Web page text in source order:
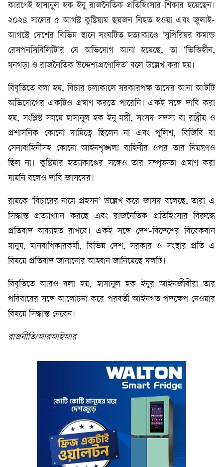
কারণেই হাসানুল হক ইনু রাজনৈতিক প্রতিহিংসার শিকার হয়েছেন।
২০২৪ সালের ৫ আগস্ট কুষ্টিয়ায় ছয়জন নিহত হওয়া এবং জুলাই-
আগস্টে দেশের বিভিন্ন স্থানে সংঘটিত হত্যাকাণ্ডে ‘সুপিরিয়র কমান্ড
রেসপনসিবিলিটি’র যে অভিযোগ আনা হয়েছে, তা ‘ভিত্তিহীন,
মনগড়া ও রাজনৈতিক উদ্দেশ্যপ্রণোদিত’ বলে উল্লেখ করা হয়।
বিবৃতিতে বলা হয়, বিচার চলাকালে সরকারপক্ষ তাদের আনা আটটি
অভিযোগের একটিও প্রমাণ করতে পারেনি। একই সঙ্গে দাবি করা
হয়, সংশ্লিষ্ট সময়ে হাসানুল হক ইনু মন্ত্রী, সংসদ সদস্য বা রাষ্ট্রীয় ও
প্রশাসনিক কোনো দায়িত্বে ছিলেন না এবং পুলিশ, বিজিবি বা
সেনাবাহিনীসহ কোনো আইনশৃঙ্খলা বাহিনীর ওপর তার নিয়ন্ত্রণও
ছিল না। কুষ্টিয়ার হত্যাকাণ্ডের সঙ্গেও তার সম্পৃক্ততা প্রমাণ করা
যায়নি বলেও দাবি জাসদের।
রায়কে ‘বিচারের নামে প্রহসন’ উল্লেখ করে জাসদ বলেছে, তারা এ
সিদ্ধান্ত প্রত্যাখ্যান করছে এবং রাজনৈতিক প্রতিহিংসার বিরুদ্ধে
প্রতিবাদ অব্যাহত রাখবে। একই সঙ্গে দেশ-বিদেশের বিবেকবান
মানুষ, মানবাধিকারকর্মী, বিভিন্ন দেশ, সরকার ও সংস্থার প্রতি এ
বিষয়ে প্রতিবাদ জানানোর আহ্বান জানিয়েছে দলটি।
বিবৃতিতে আরও বলা হয়, হাসানুল হক ইনুর আইনজীবীরা তার
পরিবারের সঙ্গে আলোচনা করে পরবর্তী আইনগত পদক্ষেপ নেওয়ার
বিষয়ে সিদ্ধান্ত নেবেন।
রাজনীতি/আরআইআর